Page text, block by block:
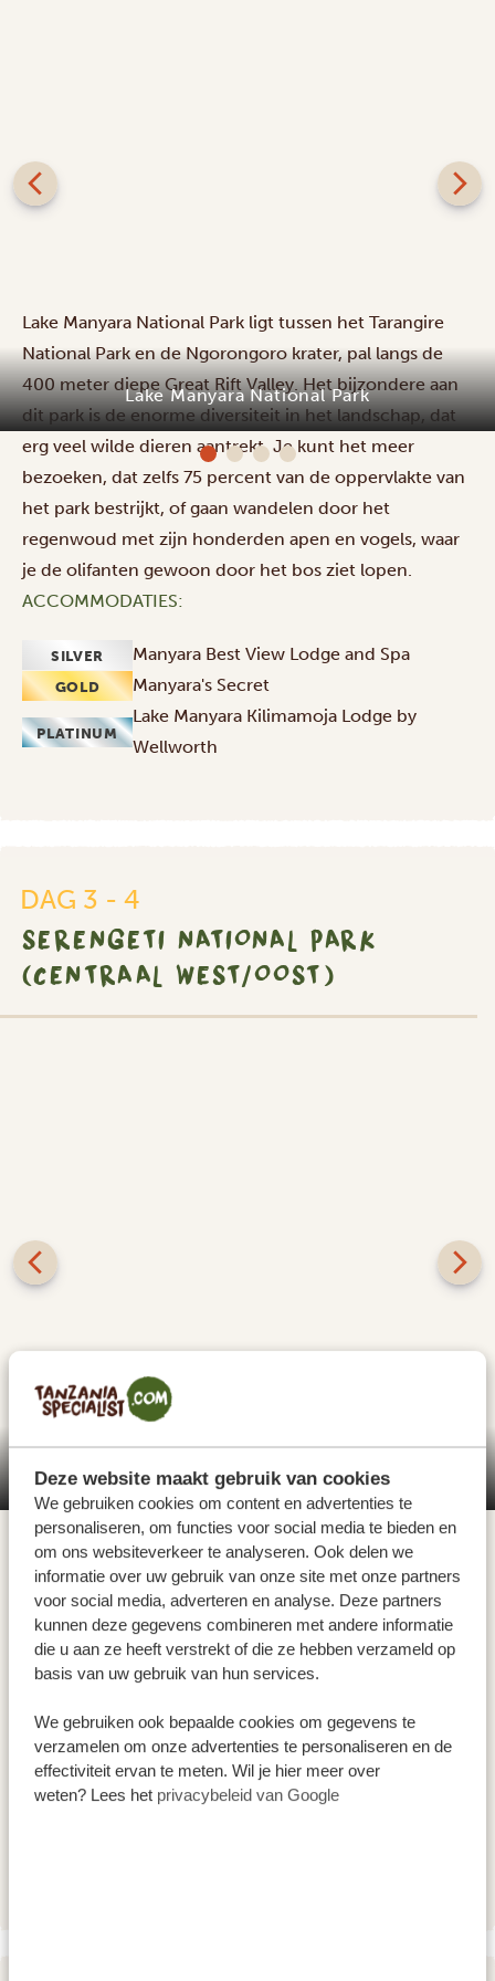
Deze website maakt gebruik van cookies
We gebruiken cookies om content en advertenties te
personaliseren, om functies voor social media te bieden en
om ons websiteverkeer te analyseren. Ook delen we
informatie over uw gebruik van onze site met onze partners
voor social media, adverteren en analyse. Deze partners
kunnen deze gegevens combineren met andere informatie
die u aan ze heeft verstrekt of die ze hebben verzameld op
basis van uw gebruik van hun services.
We gebruiken ook bepaalde cookies om gegevens te
verzamelen om onze advertenties te personaliseren en de
effectiviteit ervan te meten. Wil je hier meer over
weten? Lees het privacybeleid van Google
Manyara Best View Lodge and Spa
Lake Manyara National Park ligt tussen het Tarangire
National Park en de Ngorongoro krater, pal langs de
400 meter diepe Great Rift Valley. Het bijzondere aan
dit park is de enorme diversiteit in het landschap, dat
erg veel wilde dieren aantrekt. Je kunt het meer
bezoeken, dat zelfs 75 percent van de oppervlakte van
het park bestrijkt, of gaan wandelen door het
regenwoud met zijn honderden apen en vogels, waar
je de olifanten gewoon door het bos ziet lopen.
ACCOMMODATIES:
SILVER Manyara Best View Lodge and Spa
GOLD Manyara's Secret
PLATINUM
Lake Manyara Kilimamoja Lodge by
Wellworth
DAG 3 - 4
SERENGETI NATIONAL PARK
(CENTRAAL WEST/OOST)
Serengeti Sound of Silence Tented Camp
Zeg je safari, dan zeg je Serengeti National Park.
indrukwekkend, net als het grote aantal roofdieren:
meer dan 4000 leeuwen, ruim 200 jachtluipaarden,
1000 luipaarden, 3500 hyena's en honderden wilde
honden. En natuurlijk zijn er genoeg andere
bijzondere wilde dieren die je samen met een gids
kunt zoeken. Ben je er klaar voor?Bekijk hierde video
van dit park.
ACCOMMODATIES:
SILVER Serengeti Sound of Silence Tented Camp
GOLD Signature Serengeti Luxury Tented Camp